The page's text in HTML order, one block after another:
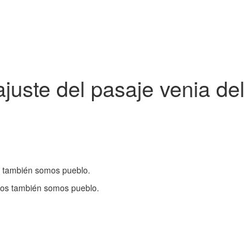
del pasaje venia del
somos pueblo.
también somos pueblo.